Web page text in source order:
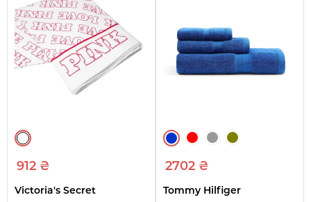
912 ₴
Victoria's Secret
2702 ₴
Tommy Hilfiger